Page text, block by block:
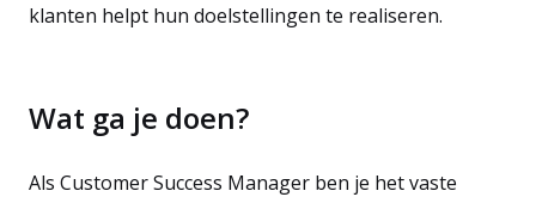
klanten helpt hun doelstellingen te realiseren.
Wat ga je doen?
Als Customer Success Manager ben je het vaste